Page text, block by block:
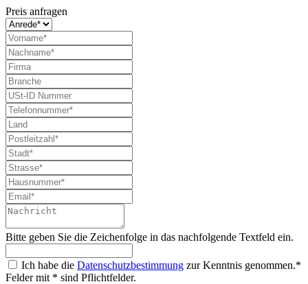
Preis anfragen
Bitte geben Sie die Zeichenfolge in das nachfolgende Textfeld ein.
Ich habe die Datenschutzbestimmung zur Kenntnis genommen.*
Felder mit * sind Pflichtfelder.